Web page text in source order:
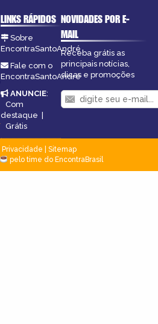
LINKS RÁPIDOS
Sobre
EncontraSantoAndré
Fale com o
EncontraSantoAndré
ANUNCIE:
Com
destaque |
Grátis
NOVIDADES POR E-
MAIL
Receba grátis as
principais notícias,
dicas e promoções
Privacidade
Sitemap
pelo time do EncontraBrasil